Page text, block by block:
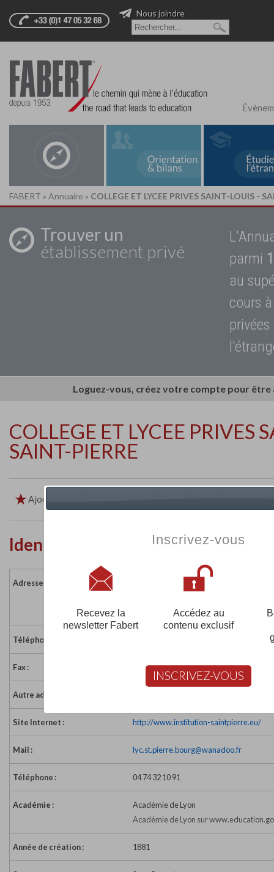
Nous joindre
FABERT » Annuaire » COLLEGE ET LYCEE PRIVES SAINT-LOUIS -
Trouver un
établissement privé
parmi
au
cours
Loguez-vous, créez votre compte pour
COLLEGE ET LYCEE PRIVES
SAINT-PIERRE
Ajouter aux favoris
Identité de l'établissement
Adresse :
Lycée : 7 rue Villeneuve - BP 12
Téléphone :
Fax : 04 74 32 10 93
Autre adresse :
Site Internet : http://www.institution-saintpierre.eu/
Mail : lyc.st.pierre.bourg@wanadoo.fr
Téléphone : 04 74 32 10 91
Académie :
Académie de Lyon
Académie de Lyon sur
Année de création : 1881
Inscrivez-vous
Recevez la
newsletter Fabert
Accédez au
contenu exclusif
INSCRIVEZ-VOUS